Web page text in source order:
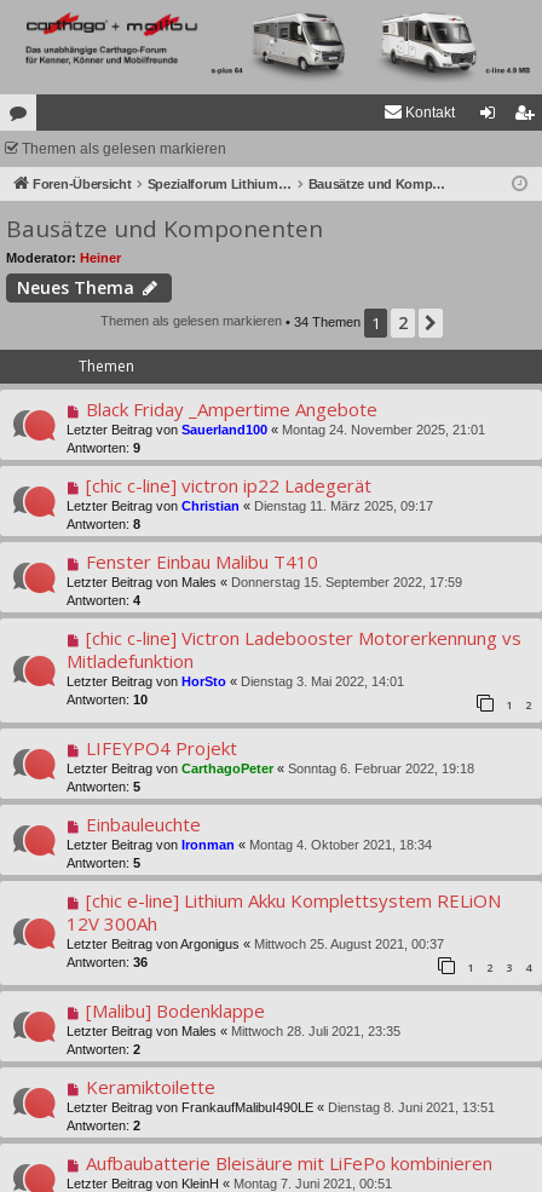
or
en
Kontakt
ist
Themen als gelesen markieren
Foren-Übersicht Spezialforum Lithium Akkus (LiPo, LiFePO4, LiFeYPO4) Bausätze und Komponenten
Bausätze und Komponenten
Moderator: Heiner
Neues Thema
Themen als gelesen markieren• 34 Themen 1 2
Themen
Black Friday _Ampertime Angebote
Letzter Beitrag von Sauerland100 « Montag 24. November 2025, 21:01
Antworten: 9
[chic c-line] victron ip22 Ladegerät
Letzter Beitrag von Christian « Dienstag 11. März 2025, 09:17
Antworten: 8
Fenster Einbau Malibu T410
Letzter Beitrag von Males « Donnerstag 15. September 2022, 17:59
Antworten: 4
[chic c-line] Victron Ladebooster Motorerkennung vs
Mitladefunktion
Letzter Beitrag von HorSto « Dienstag 3. Mai 2022, 14:01
Antworten: 10 1 2
LIFEYPO4 Projekt
Letzter Beitrag von CarthagoPeter« Sonntag 6. Februar 2022, 19:18
Antworten: 5
Einbauleuchte
Letzter Beitrag von Ironman « Montag 4. Oktober 2021, 18:34
Antworten: 5
[chic e-line] Lithium Akku Komplettsystem RELiON
12V 300Ah
Letzter Beitrag vonArgonigus « Mittwoch 25. August 2021, 00:37
Antworten: 36 1 2 3 4
[Malibu] Bodenklappe
Letzter Beitrag von Males « Mittwoch 28. Juli 2021, 23:35
Antworten: 2
Keramiktoilette
Letzter Beitrag von FrankaufMalibuI490LE « Dienstag 8. Juni 2021, 13:51
Antworten: 2
Aufbaubatterie Bleisäure mit LiFePo kombinieren
Letzter Beitrag von KleinH « Montag 7. Juni 2021, 00:51